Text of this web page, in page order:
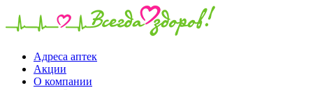
Адреса аптек
Акции
О компании